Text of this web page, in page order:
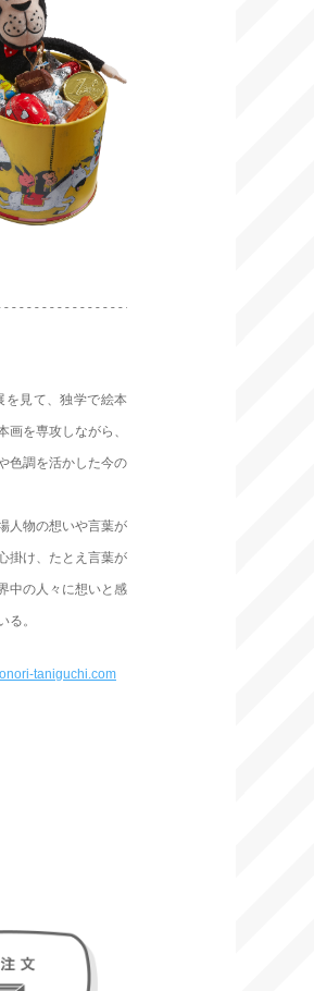
を見て、独学で絵本
画を専攻しながら、
色調を活かした今の
人物の想いや言葉が
掛け、たとえ言葉が
中の人々に想いと感
る。
taniguchi.com